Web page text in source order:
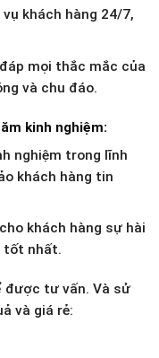
khách hàng 24/7,
mọi thắc mắc của
và chu đáo.
kinh nghiệm:
nghiệm trong lĩnh
khách hàng tin
khách hàng sự hài
tốt nhất.
được tư vấn. Và sử
và giá rẻ: